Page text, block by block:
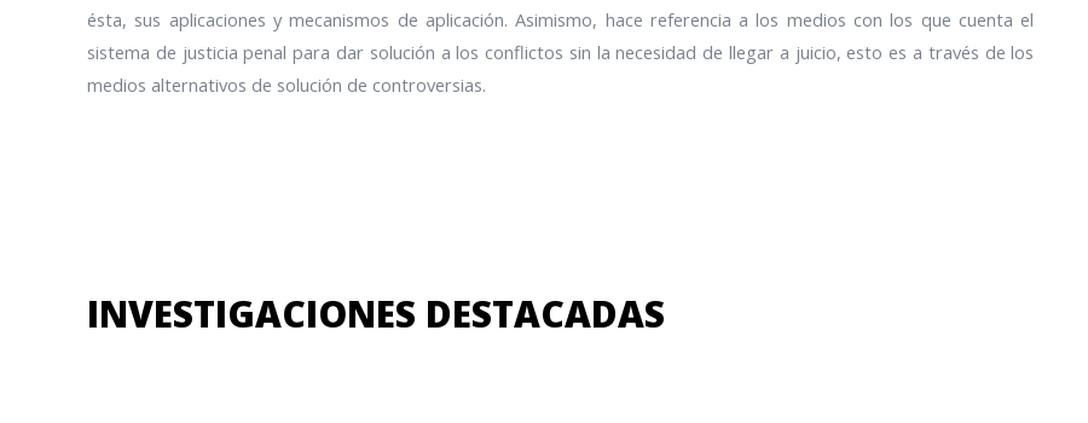
ésta, sus aplicaciones y mecanismos de aplicación. Asimismo, hace referencia a los medios con los que cuenta el
sistema de justicia penal para dar solución a los conflictos sin la necesidad de llegar a juicio, esto es a través de los
medios alternativos de solución de controversias.
INVESTIGACIONES DESTACADAS